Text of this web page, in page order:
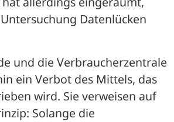
Datenlücken
und die Verbraucherzentrale
ein Verbot des Mittels, das
wird. Sie verweisen auf
Solange die